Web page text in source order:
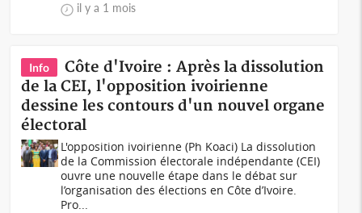
il y a 1 mois
Info
Côte d'Ivoire : Après la dissolution
de la CEI, l'opposition ivoirienne
dessine les contours d'un nouvel organe
électoral
L'opposition ivoirienne (Ph Koaci) La dissolution
de la Commission électorale indépendante (CEI)
ouvre une nouvelle étape dans le débat sur
l’organisation des élections en Côte d’Ivoire.
Pro...